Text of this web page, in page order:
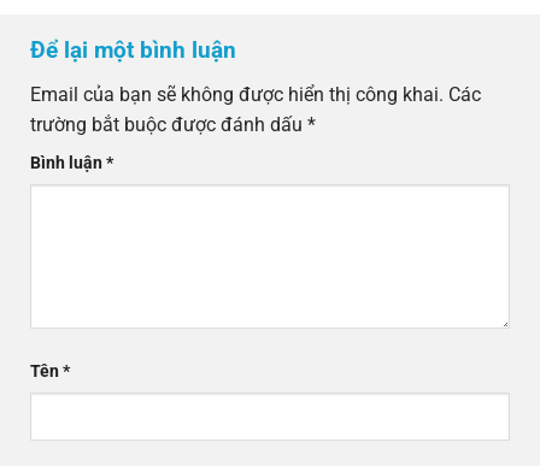
Để lại một bình luận
Email của bạn sẽ không được hiển thị công khai. Các
trường bắt buộc được đánh dấu *
Bình luận*
Tên*